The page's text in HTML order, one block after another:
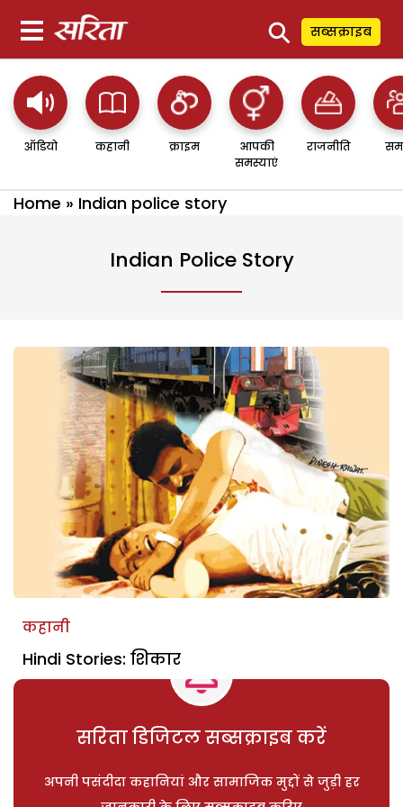
⚲ सब्सक्राइब
ऑडियो कहानी क्राइम
आपकी
समस्याएं
राजनीति
Home » Indian police story
Indian Police Story
कहानी
Hindi Stories: शिकार
सरिता डिजिटल सब्सक्राइब करें
अपनी पसंदीदा कहानियां और सामाजिक मुद्दों से जुड़ी हर